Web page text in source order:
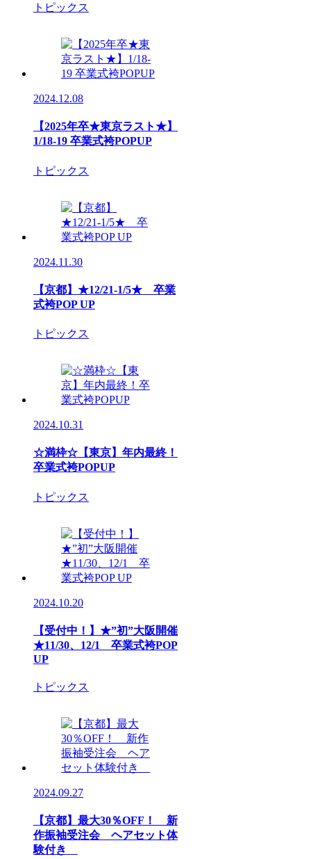
トピックス
2024.12.08
【2025年卒★東京ラスト★】
1/18-19 卒業式袴POPUP
トピックス
2024.11.30
【京都】★12/21-1/5★ 卒業
式袴POP UP
トピックス
2024.10.31
☆満枠☆【東京】年内最終！
卒業式袴POPUP
トピックス
2024.10.20
【受付中！】★”初”大阪開催
★11/30、12/1 卒業式袴POP
UP
トピックス
2024.09.27
【京都】最大30％OFF！ 新
作振袖受注会 ヘアセット体
験付き